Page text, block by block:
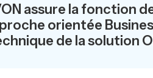
assure la fonction
orientée
de la solution